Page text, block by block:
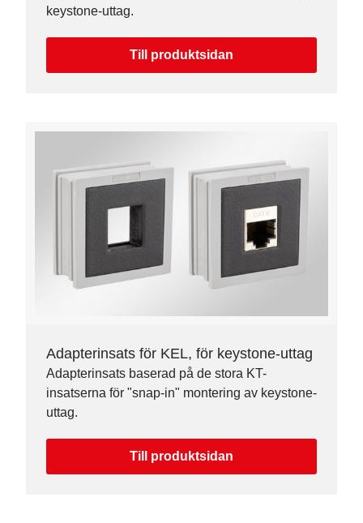
keystone-uttag.
Till produktsidan
Adapterinsats för KEL, för keystone-uttag
Adapterinsats baserad på de stora KT-
insatserna för "snap-in" montering av keystone-
uttag.
Till produktsidan